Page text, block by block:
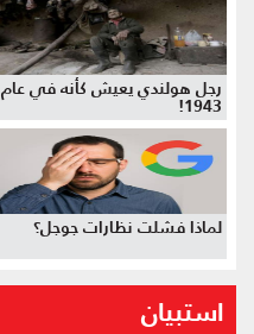
رجل هولندي يعيش كأنه في عام
1943!
لماذا فشلت نظارات جوجل؟
استبيان